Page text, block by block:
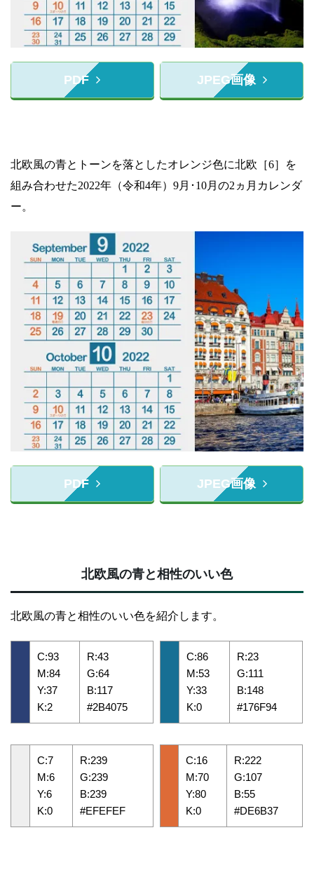
PDF JPEG画像
北欧風の青とトーンを落としたオレンジ色に北欧［6］を
組み合わせた2022年（令和4年）9月･10月の2ヵ月カレンダ
ー。
PDF JPEG画像
北欧風の青と相性のいい色
北欧風の青と相性のいい色を紹介します。
C:93
M:84
Y:37
K:2
R:43
G:64
B:117
#2B4075
C:86
M:53
Y:33
K:0
R:23
G:111
B:148
#176F94
C:7
M:6
Y:6
K:0
R:239
G:239
B:239
#EFEFEF
C:16
M:70
Y:80
K:0
R:222
G:107
B:55
#DE6B37